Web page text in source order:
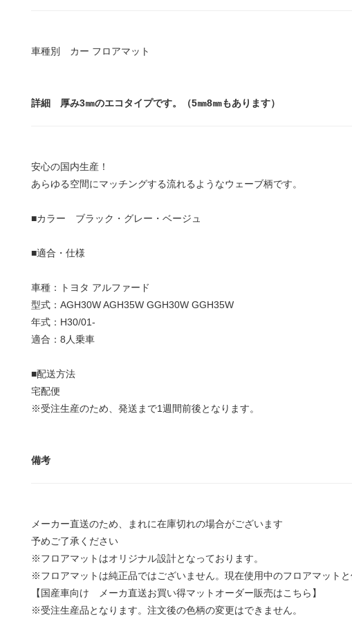
車種別 カー フロアマット
詳細 厚み3㎜のエコタイプです。（5㎜8㎜もあります）
安心の国内生産！
あらゆる空間にマッチングする流れるようなウェーブ柄です。
■カラー ブラック・グレー・ベージュ
■適合・仕様
車種：トヨタ アルファード
型式：AGH30W AGH35W GGH30W GGH35W
年式：H30/01-
適合：8人乗車
■配送方法
宅配便
※受注生産のため、発送まで1週間前後となります。
備考
メーカー直送のため、まれに在庫切れの場合がございます
予めご了承ください
※フロアマットはオリジナル設計となっております。
※フロアマットは純正品ではございません。現在使用中のフロアマットと
【国産車向け メーカ直送お買い得マットオーダー販売はこちら】
※受注生産品となります。注文後の色柄の変更はできません。